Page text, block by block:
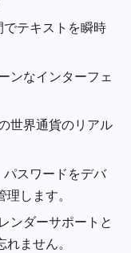
テキストを瞬時
ンなインターフェ
世界通貨のリアル
パスワードをデバ
します。
ンダーサポートと
ません。